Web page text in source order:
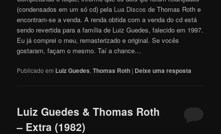
(condensados em um só cd) pela Lua Discos de Thomas Roth e
encontram-se a venda. A renda obtida com a venda do cd está
sendo revertida para a família de Luiz Guedes, falecido em 1997.
Eu já comprei o meu, remasterizado e original. Se vocês
gostaram, façam o mesmo. Taí a chance…
Publicado em Luiz Guedes,Thomas Roth | Deixe uma resposta
Luiz Guedes & Thomas Roth
– Extra (1982)